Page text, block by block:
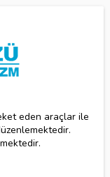
eden araçlar ile